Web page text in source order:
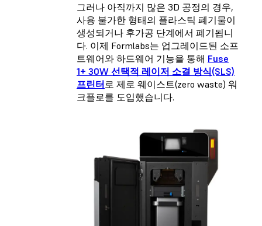
그러나 아직까지 많은 3D 공정의 경우,
사용 불가한 형태의 플라스틱 폐기물이
생성되거나 후가공 단계에서 폐기됩니
다. 이제 Formlabs는 업그레이드된 소프
트웨어와 하드웨어 기능을 통해 Fuse
1+ 30W 선택적 레이저 소결 방식(SLS)
프린터로 제로 웨이스트(zero waste) 워
크플로를 도입했습니다.